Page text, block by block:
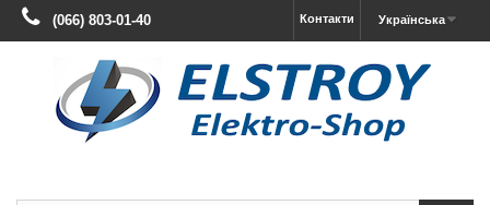
Українська
Контакти
(066) 803-01-40